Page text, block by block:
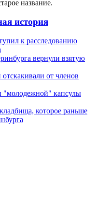
название.
история
к расследованию
вернули взятую
от членов
"молодежной" капсулы
которое раньше